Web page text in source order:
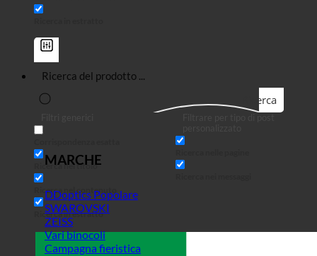
Ricerca
Ricerca nel titolo
Ricerca nel contenuto
Ricerca in estratto
MARCHE
DDoptics
SWAROVSKI
ZEISS
Vari binocoli
Campagna fieristica